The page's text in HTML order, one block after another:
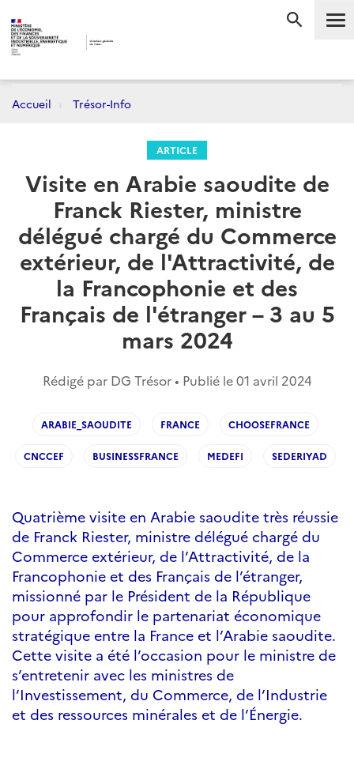
Accueil Trésor-Info
ARTICLE
Visite en Arabie saoudite de
Franck Riester, ministre
délégué chargé du Commerce
extérieur, de l'Attractivité, de
la Francophonie et des
Français de l'étranger – 3 au 5
mars 2024
Rédigé par DG Trésor • Publié le01 avril 2024
ARABIE_SAOUDITE FRANCE CHOOSEFRANCE
CNCCEF BUSINESSFRANCE MEDEFI SEDERIYAD
Quatrième visite en Arabie saoudite très réussie
de Franck Riester, ministre délégué chargé du
Commerce extérieur, de l’Attractivité, de la
Francophonie et des Français de l’étranger,
missionné par le Président de la République
pour approfondir le partenariat économique
stratégique entre la France et l’Arabie saoudite.
Cette visite a été l’occasion pour le ministre de
s’entretenir avec les ministres de
l’Investissement, du Commerce, de l’Industrie
et des ressources minérales et de l’Énergie.